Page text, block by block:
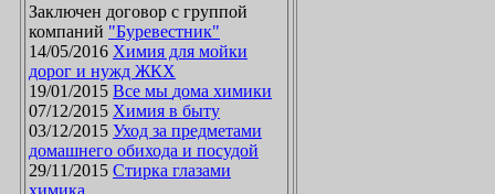
Заключен договор с группой
компаний "Буревестник"
14/05/2016 Химия для мойки
дорог и нужд ЖКХ
19/01/2015
Все мы дома химики
07/12/2015 Химия в быту
03/12/2015 Уход за предметами
домашнего обихода и посудой
29/11/2015 Стирка глазами
химика